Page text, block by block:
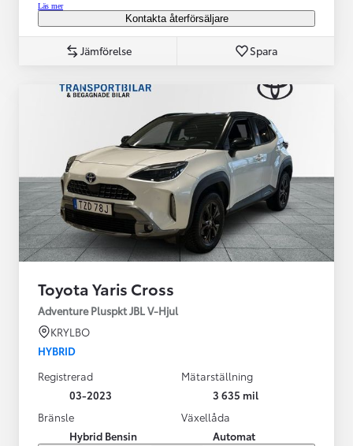
Läs mer
Kontakta återförsäljare
Jämförelse Spara
Toyota Yaris Cross
Adventure Pluspkt JBL V-Hjul
KRYLBO
HYBRID
Registrerad
03-2023
Mätarställning
3 635 mil
Bränsle
Hybrid Bensin
Växellåda
Automat